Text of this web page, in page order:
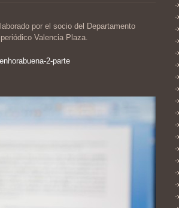
por el socio del Departamento
Valencia Plaza.
2-parte